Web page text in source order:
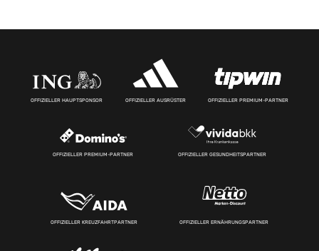
OFFIZIELLER HAUPTSPONSOR OFFIZIELLER AUSRÜSTER OFFIZIELLER PREMIUM-PARTNER
OFFIZIELLER PREMIUM-PARTNER OFFIZIELLER GESUNDHEITSPARTNER
OFFIZIELLER KREUZFAHRTPARTNER OFFIZIELLER ERNÄHRUNGSPARTNER